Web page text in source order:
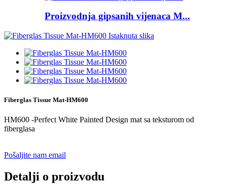
Proizvodnja gipsanih vijenaca M...
Fiberglas Tissue Mat-HM600
HM600 -Perfect White Painted Design mat sa teksturom od
fiberglasa
Pošaljite nam email
Detalji o proizvodu